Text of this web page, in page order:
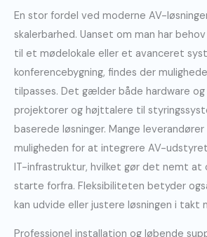
En stor fordel ved moderne AV-
skalerbarhed. Uanset om man har
til et mødelokale eller et avanceret
konferencebygning, findes der
tilpasses. Det gælder både hardware
projektorer og højttalere til
baserede løsninger. Mange
muligheden for at integrere AV-
IT-infrastruktur, hvilket gør det nemt at
starte forfra. Fleksibiliteten betyder
kan udvide eller justere løsningen i takt
Professionel installation og løbende